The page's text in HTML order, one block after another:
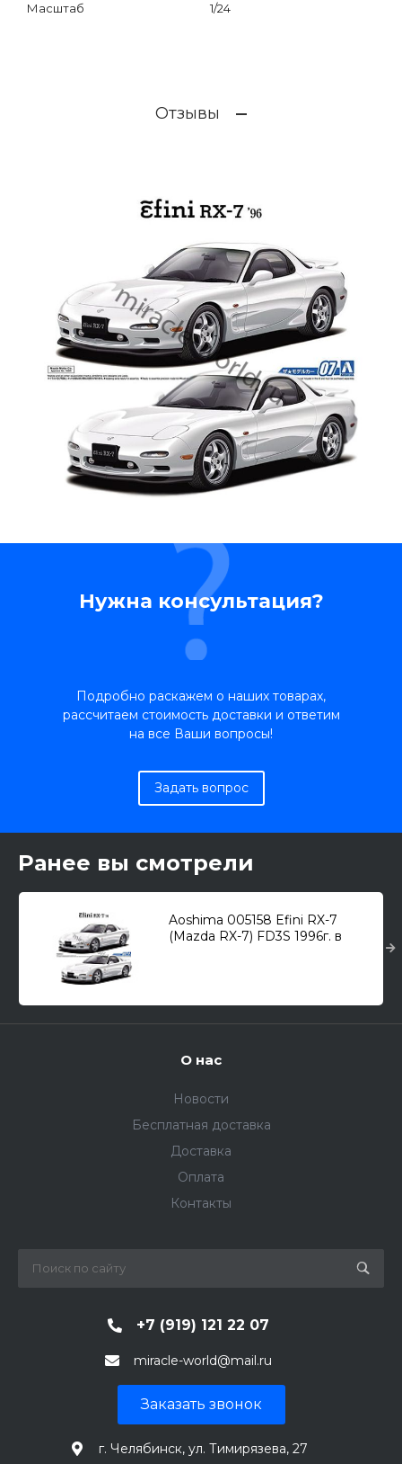
Масштаб 1/24
Отзывы
Нужна консультация?
Подробно раскажем о наших товарах,
рассчитаем стоимость доставки и ответим
на все Ваши вопросы!
Задать вопрос
Ранее вы смотрели
Aoshima 005158 Efini RX-7
(Mazda RX-7) FD3S 1996г. в
О нас
Новости
Бесплатная доставка
Доставка
Оплата
Контакты
+7 (919) 121 22 07
miracle-world@mail.ru
Заказать звонок
г. Челябинск, ул. Тимирязева, 27